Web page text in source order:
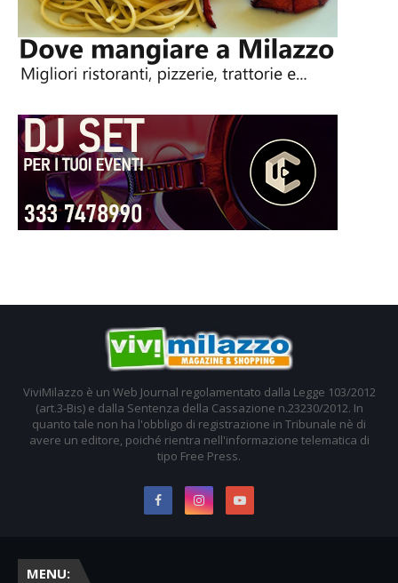
ViviMilazzo è un Web Journal regolamentato dalla Legge 103/2012
(art.3-Bis) e dalla Sentenza della Cassazione n.23230/2012. In
quanto tale non ha l'obbligo di registrazione in Tribunale nè di
avere un editore, poiché rientra nell'informazione telematica di
tipo Free Press.
MENU: